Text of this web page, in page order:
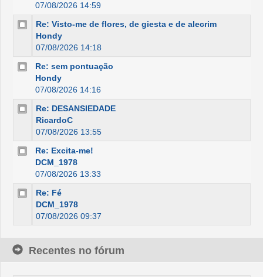
07/08/2026 14:59
Re: Visto-me de flores, de giesta e de alecrim
Hondy
07/08/2026 14:18
Re: sem pontuação
Hondy
07/08/2026 14:16
Re: DESANSIEDADE
RicardoC
07/08/2026 13:55
Re: Excita-me!
DCM_1978
07/08/2026 13:33
Re: Fé
DCM_1978
07/08/2026 09:37
Recentes no fórum